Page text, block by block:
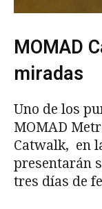
MOMAD
miradas
Uno de los
MOMAD
Catwalk, en
presentarán
tres días de